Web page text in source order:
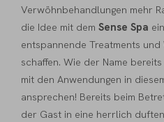
Verwöhnbehandlungen mehr
die Idee mit dem Sense Spa
entspannende Treatments
schaffen. Wie der Name
mit den Anwendungen in
ansprechen! Bereits beim
der Gast in eine herrlich